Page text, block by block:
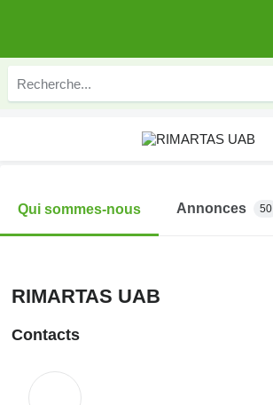
Qui sommes-nous Annonces 50
RIMARTAS UAB
Contacts